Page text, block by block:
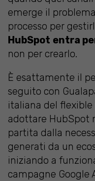
emerge il
processo per
HubSpot entra
non per crearlo.
È esattamente il
seguito con
italiana del flexible
adottare HubSpot
partita dalla
generati da un
iniziando a
campagne Google